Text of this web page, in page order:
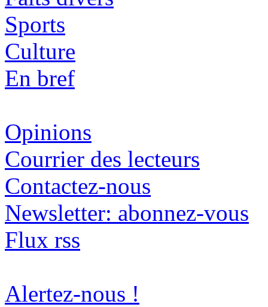
Sports
Culture
En bref
Opinions
Courrier des lecteurs
Contactez-nous
Newsletter: abonnez-vous
Flux rss
Alertez-nous !